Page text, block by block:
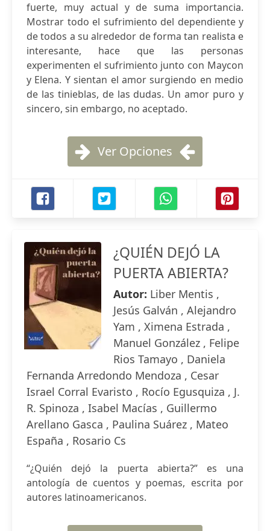
fuerte, muy actual y de suma importancia.
Mostrar todo el sufrimiento del dependiente y
de todos a su alrededor de forma tan realista e
interesante, hace que las personas
experimenten el sufrimiento junto con Maycon
y Elena. Y sientan el amor surgiendo en medio
de las tinieblas, de las dudas. Un amor puro y
sincero, sin embargo, no aceptado.
Ver Opciones
¿QUIÉN DEJÓ LA
PUERTA ABIERTA?
Autor: Liber Mentis ,
Jesús Galván , Alejandro
Yam , Ximena Estrada ,
Manuel González , Felipe
Rios Tamayo , Daniela
Fernanda Arredondo Mendoza , Cesar
Israel Corral Evaristo , Rocío Egusquiza , J.
R. Spinoza , Isabel Macías , Guillermo
Arellano Gasca , Paulina Suárez , Mateo
España , Rosario Cs
“¿Quién dejó la puerta abierta?” es una
antología de cuentos y poemas, escrita por
autores latinoamericanos.